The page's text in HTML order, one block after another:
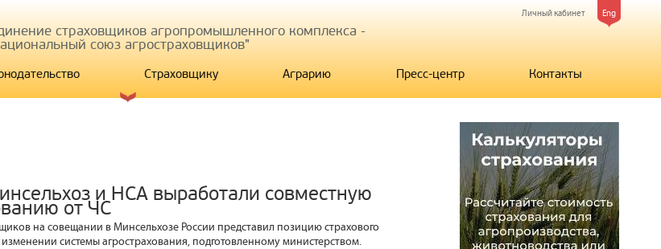
Eng
Личный кабинет
страховщиков агропромышленного комплекса -
союз агростраховщиков"
Страховщику Аграрию Пресс-центр Контакты
и НСА выработали совместную
от ЧС
на совещании в Минсельхозе России представил позицию страхового
системы агрострахования, подготовленному министерством.